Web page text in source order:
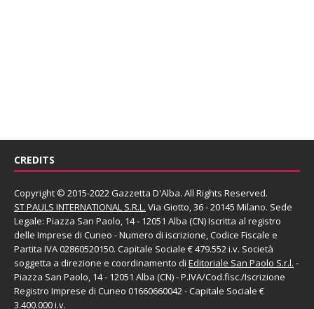
CREDITS
Copyright © 2015-2022 Gazzetta D'Alba. All Rights Reserved.
ST PAULS INTERNATIONAL S.R.L. Via Giotto, 36 - 20145 Milano. Sede
Legale: Piazza San Paolo, 14 - 12051 Alba (CN) Iscritta al registro
delle Imprese di Cuneo - Numero di iscrizione, Codice Fiscale e
Partita IVA 02860520150. Capitale Sociale € 479.552 i.v. Società
soggetta a direzione e coordinamento di Editoriale San Paolo S.r.l. -
Piazza San Paolo, 14 - 12051 Alba (CN) - P.IVA/Cod.fisc./Iscrizione
Registro Imprese di Cuneo 01660660042 - Capitale Sociale €
3.400.000 i.v.